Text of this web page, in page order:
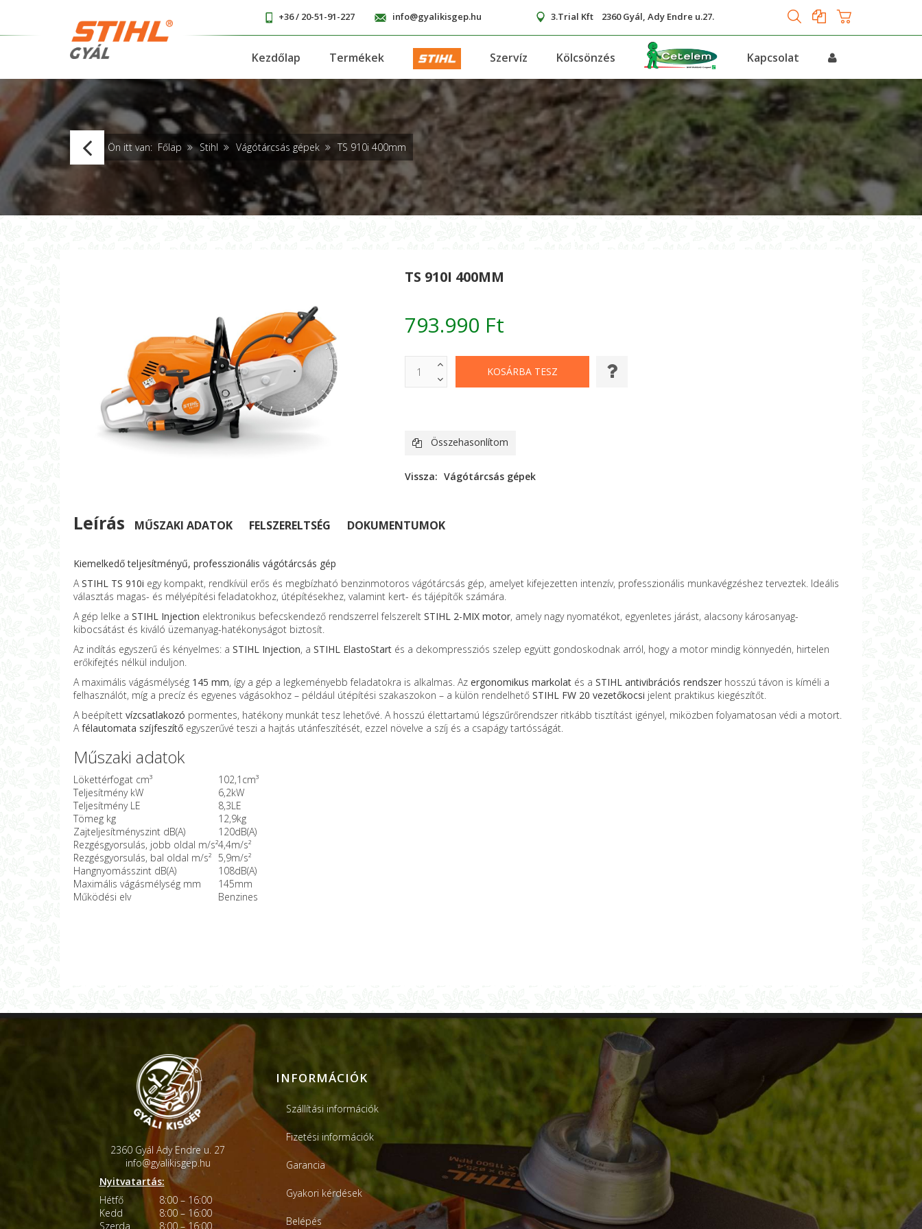
+36 / 20-51-91-227 info@gyalikisgep.hu 3.Trial Kft 2360 Gyál, Ady Endre u.27.
Kezdőlap Termékek Szervíz Kölcsönzés Kapcsolat
Ön itt van: Főlap Stihl Vágótárcsás gépek TS 910i 400mm
TS
710i
350mm
TS 910I 400MM
793.990 Ft
Összehasonlítom
Vissza: Vágótárcsás gépek
Leírás MŰSZAKI ADATOK FELSZERELTSÉG DOKUMENTUMOK
Kiemelkedő teljesítményű, professzionális vágótárcsás gép
ASTIHL TS 910i egy kompakt, rendkívül erős és megbízható benzinmotoros vágótárcsás gép, amelyet kifejezetten intenzív, professzionális munkavégzéshez terveztek. Ideális
választás magas- és mélyépítési feladatokhoz, útépítésekhez, valamint kert- és tájépítők számára.
A gép lelke a STIHL Injection elektronikus befecskendező rendszerrel felszerelt STIHL 2-MIX motor, amely nagy nyomatékot, egyenletes járást, alacsony károsanyag-
kibocsátást és kiváló üzemanyag-hatékonyságot biztosít.
Az indítás egyszerű és kényelmes: a STIHL Injection, a STIHL ElastoStart és a dekompressziós szelep együtt gondoskodnak arról, hogy a motor mindig könnyedén, hirtelen
erőkifejtés nélkül induljon.
A maximális vágásmélység 145 mm, így a gép a legkeményebb feladatokra is alkalmas. Az ergonomikus markolat és a STIHL antivibrációs rendszer hosszú távon is kíméli a
felhasználót, míg a precíz és egyenes vágásokhoz – például útépítési szakaszokon – a külön rendelhető STIHL FW 20 vezetőkocsi jelent praktikus kiegészítőt.
A beépített vízcsatlakozó pormentes, hatékony munkát tesz lehetővé. A hosszú élettartamú légszűrőrendszer ritkább tisztítást igényel, miközben folyamatosan védi a motort.
Afélautomata szíjfeszítő egyszerűvé teszi a hajtás utánfeszítését, ezzel növelve a szíj és a csapágy tartósságát.
Műszaki adatok
Lökettérfogat cm³
102,1cm³
Teljesítmény kW
6,2kW
Teljesítmény LE
8,3LE
Tömeg kg
12,9kg
Zajteljesítményszint dB(A)
120dB(A)
Rezgésgyorsulás, jobb oldal m/s²4,4m/s²
Rezgésgyorsulás, bal oldal m/s² 5,9m/s²
Hangnyomásszint dB(A)
108dB(A)
Maximális vágásmélység mm
145mm
Működési elv
Benzines
2360 Gyál Ady Endre u. 27
info@gyalikisgep.hu
Nyitvatartás:
Hétfő
8:00 – 16:00
Kedd
8:00 – 16:00
Szerda
8:00 – 16:00
INFORMÁCIÓK
Szállítási információk
Fizetési információk
Garancia
Gyakori kérdések
Belépés